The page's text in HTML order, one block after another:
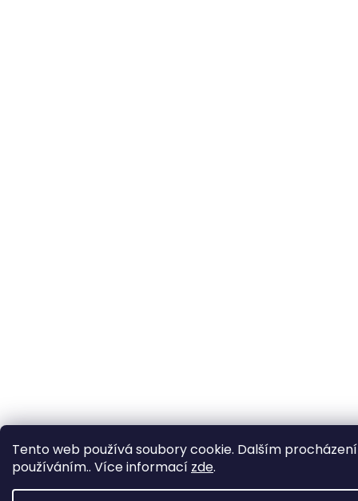
Tento web používá soubory cookie. Dalším
používáním.. Více informací zde.